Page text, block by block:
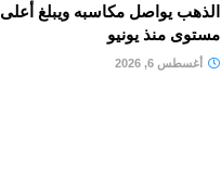
الذهب يواصل مكاسبه ويبلغ أعلى
مستوى منذ يونيو
أغسطس 6, 2026